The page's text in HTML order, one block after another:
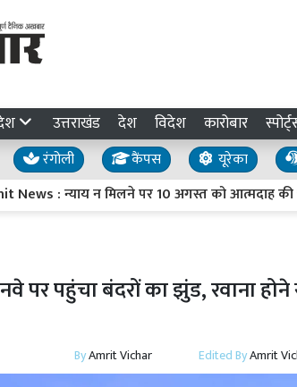
उत्तराखंड देश विदेश कारोबार
रंगोली कैंपस यूरेका
: न्याय न मिलने पर 10 अगस्त को आत्मदाह की
पर पहुंचा बंदरों का झुंड, रवाना होने
ByAmrit Vichar Edited ByAmrit